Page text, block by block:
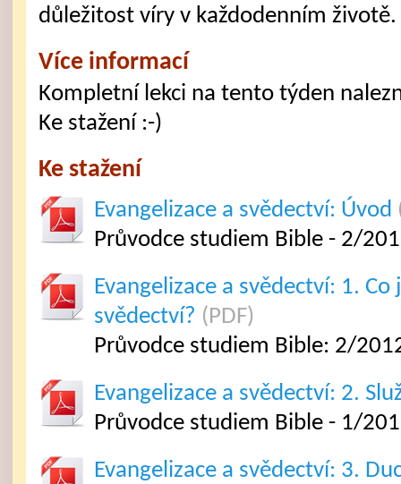
důležitost víry v každodenním životě.
Více informací
Kompletní lekci na tento týden
Ke stažení :-)
Ke stažení
Evangelizace a svědectví: Úvod
Průvodce studiem Bible - 2/
Evangelizace a svědectví: 1.
svědectví? (PDF)
Průvodce studiem Bible: 2/
Evangelizace a svědectví: 2.
Průvodce studiem Bible - 1/
Evangelizace a svědectví: 3.